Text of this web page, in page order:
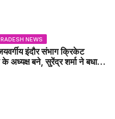
NEWS
इंदौर संभाग क्रिकेट
अध्यक्ष बने, सुरेंद्र शर्मा ने बधाई